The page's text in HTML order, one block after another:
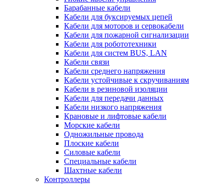
Барабанные кабели
Кабели для буксируемых цепей
Кабели для моторов и сервокабели
Кабели для пожарной сигнализации
Кабели для робототехники
Кабели для систем BUS, LAN
Кабели связи
Кабели среднего напряжения
Кабели устойчивые к скручиваниям
Кабели в резиновой изоляции
Кабели для передачи данных
Кабели низкого напряжения
Крановые и лифтовые кабели
Морские кабели
Одножильные провода
Плоские кабели
Силовые кабели
Специальные кабели
Шахтные кабели
Контроллеры